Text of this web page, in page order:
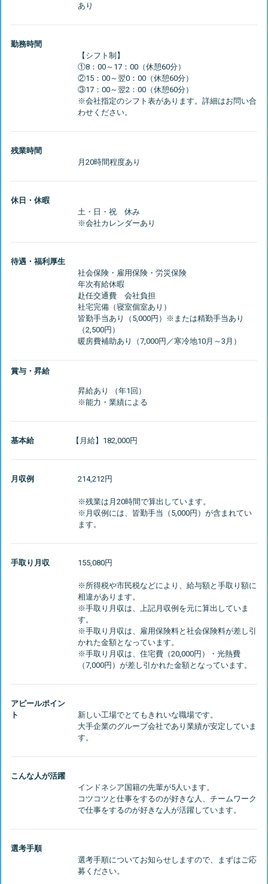
勤務時間
【シフト制】
①8：00～17：00（休憩60分）
②15：00～翌0：00（休憩60分）
③17：00～翌2：00（休憩60分）
※会社指定のシフト表があります。詳細はお問い合
残業時間
休日・休暇
土・日・祝 休み
待遇・福利厚生
社会保険・雇用保険・労災保険
年次有給休暇
赴任交通費 会社負担
社宅完備（寝室個室あり）
皆勤手当あり（5,000円）※または精勤手当あり
（2,500円）
賞与・昇給
昇給あり （年1回）
基本給 【月給】182,000円
月収例 214,212円
※残業は月20時間で算出しています。
※月収例には、皆勤手当（5,000円）が含まれてい
手取り月収 155,080円
※所得税や市民税などにより、給与額と手取り額に
相違があります。
※手取り月収は、上記月収例を元に算出していま
す。
※手取り月収は、雇用保険料と社会保険料が差し引
かれた金額となっています。
※手取り月収は、住宅費（20,000円）・光熱費
アピールポイン
ト
新しい工場でとてもきれいな職場です。
大手企業のグループ会社であり業績が安定していま
こんな人が活躍
インドネシア国籍の先輩が5人います。
コツコツと仕事をするのが好きな人、チームワーク
選考手順
選考手順についてお知らせしますので、まずはご応